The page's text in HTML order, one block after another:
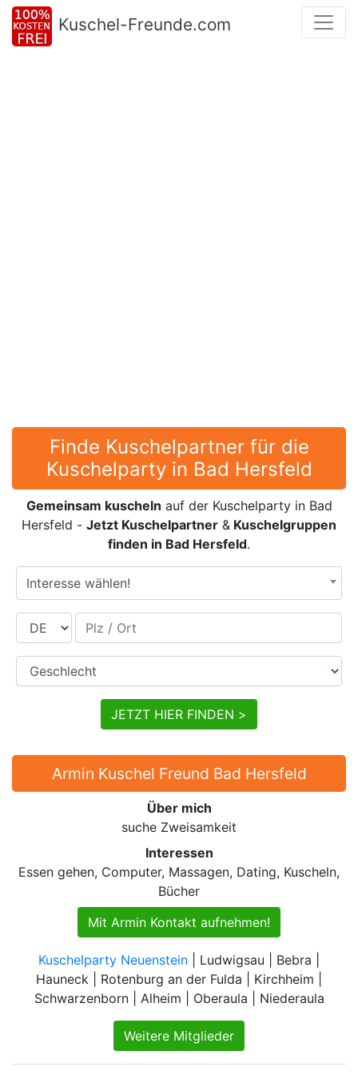
Kuschel-Freunde.com
Finde Kuschelpartner für die
Kuschelparty in Bad Hersfeld
Gemeinsam kuscheln auf der Kuschelparty in Bad
Hersfeld - Jetzt Kuschelpartner & Kuschelgruppen
finden in Bad Hersfeld.
Interesse wählen!
Land Plz / Ort
Geschlecht
JETZT HIER FINDEN >
Armin Kuschel Freund Bad Hersfeld
Über mich
suche Zweisamkeit
Interessen
Essen gehen, Computer, Massagen, Dating, Kuscheln,
Bücher
Mit Armin Kontakt aufnehmen!
Kuschelparty Neuenstein | Ludwigsau | Bebra |
Hauneck | Rotenburg an der Fulda | Kirchheim |
Schwarzenborn | Alheim | Oberaula | Niederaula
Weitere Mitglieder